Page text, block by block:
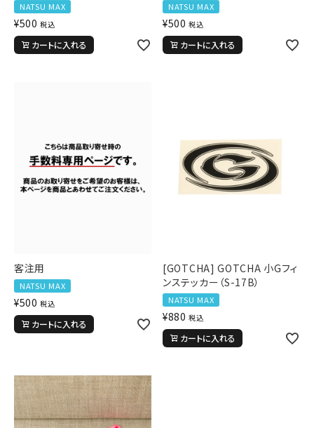
NATSU MAX
¥500 税込
カートに入れる
NATSU MAX
¥500 税込
カートに入れる
客注用
NATSU MAX
¥500 税込
カートに入れる
[GOTCHA] GOTCHA 小Gフィ
ンステッカー（S-17B）
NATSU MAX
¥880 税込
カートに入れる